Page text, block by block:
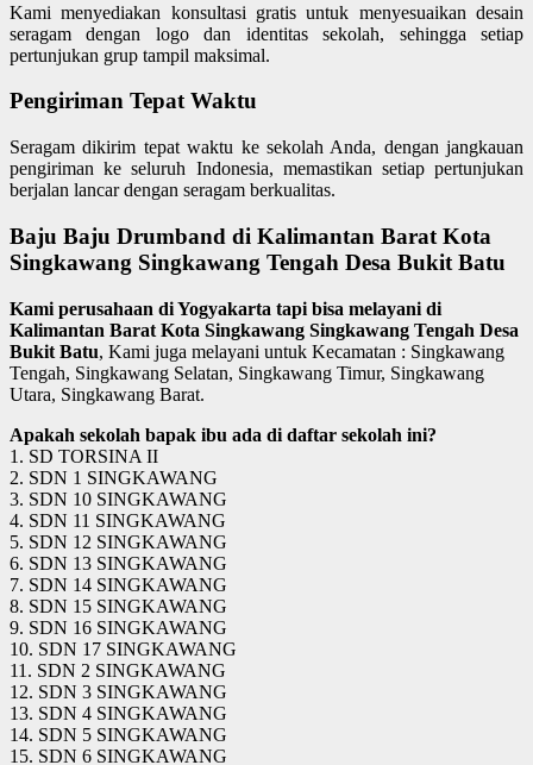
Kami menyediakan konsultasi gratis untuk menyesuaikan desain
seragam dengan logo dan identitas sekolah, sehingga setiap
pertunjukan grup tampil maksimal.
Pengiriman Tepat Waktu
Seragam dikirim tepat waktu ke sekolah Anda, dengan jangkauan
pengiriman ke seluruh Indonesia, memastikan setiap pertunjukan
berjalan lancar dengan seragam berkualitas.
Baju Baju Drumband di Kalimantan Barat Kota
Singkawang Singkawang Tengah Desa Bukit Batu
Kami perusahaan di Yogyakarta tapi bisa melayani di
Kalimantan Barat Kota Singkawang Singkawang Tengah Desa
Bukit Batu, Kami juga melayani untuk Kecamatan : Singkawang
Tengah, Singkawang Selatan, Singkawang Timur, Singkawang
Utara, Singkawang Barat.
Apakah sekolah bapak ibu ada di daftar sekolah ini?
1. SD TORSINA II
2. SDN 1 SINGKAWANG
3. SDN 10 SINGKAWANG
4. SDN 11 SINGKAWANG
5. SDN 12 SINGKAWANG
6. SDN 13 SINGKAWANG
7. SDN 14 SINGKAWANG
8. SDN 15 SINGKAWANG
9. SDN 16 SINGKAWANG
10. SDN 17 SINGKAWANG
11. SDN 2 SINGKAWANG
12. SDN 3 SINGKAWANG
13. SDN 4 SINGKAWANG
14. SDN 5 SINGKAWANG
15. SDN 6 SINGKAWANG